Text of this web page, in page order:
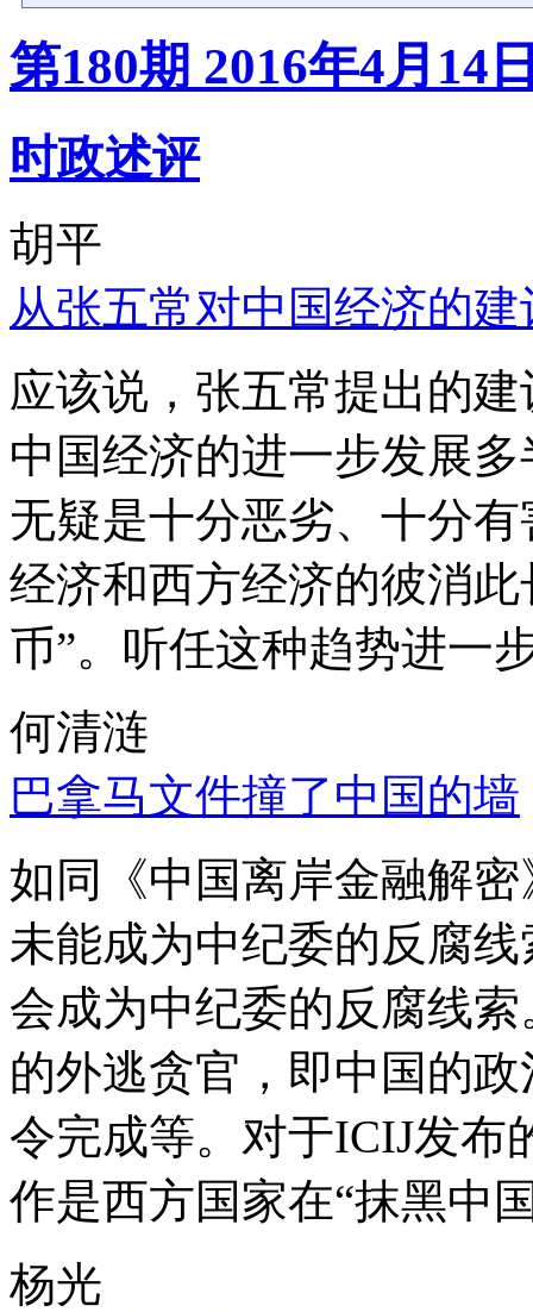
第180期 2016年4月14
时政述评
胡平
从张五常对中国经济的
应该说，张五常提出的
中国经济的进一步发展
无疑是十分恶劣、十分
经济和西方经济的彼消
币”。听任这种趋势进一
何清涟
巴拿马文件撞了中国的墙
如同《中国离岸金融解
未能成为中纪委的反腐
会成为中纪委的反腐线
的外逃贪官，即中国的
令完成等。对于ICIJ发布
作是西方国家在“抹黑中
杨光